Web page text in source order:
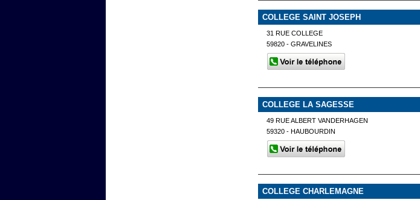
COLLEGE SAINT JOSEPH
31 RUE COLLEGE
59820 - GRAVELINES
COLLEGE LA SAGESSE
49 RUE ALBERT VANDERHAGEN
59320 - HAUBOURDIN
COLLEGE CHARLEMAGNE